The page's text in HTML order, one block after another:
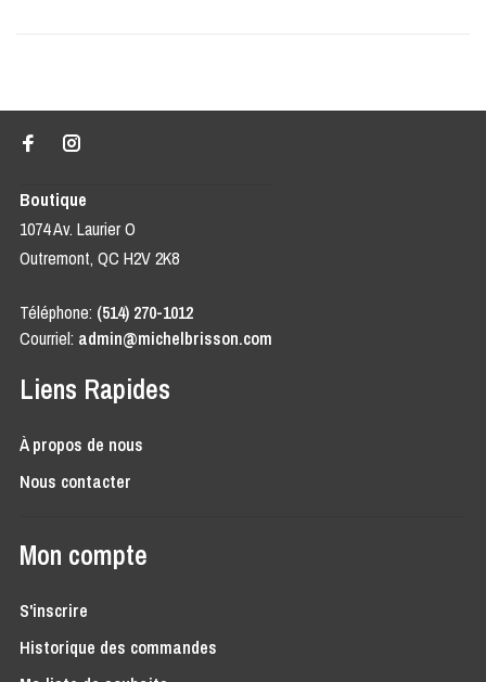
Boutique
1074 Av. Laurier O
Outremont, QC H2V 2K8
Téléphone: (514) 270-1012
Courriel: admin@michelbrisson.com
Liens Rapides
À propos de nous
Nous contacter
Mon compte
S'inscrire
Historique des commandes